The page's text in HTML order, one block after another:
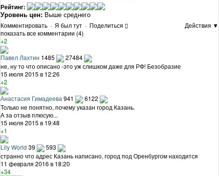
Рейтинг:
Уровень цен: Выше среднего
Комментировать · Я был тут · Поделиться
Действия ▼
показать все комментарии (4)
+2
Павел Лахтин 1485
27484
не, ну то что описано -это уж слишком даже для РФ! Безобразие
15 июля 2015 в 12:26
+2
Анастасия Гимадеева 941
6122
Только не понятно, почему указан город Казань.
А за отзыв плюсую...
15 июля 2015 в 19:48
+1
Lily World 39
593
странно что адрес Казань написано, город под Оренбургом находится
11 февраля 2016 в 18:20
+34